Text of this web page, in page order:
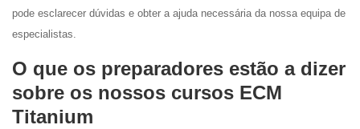
pode esclarecer dúvidas e obter a ajuda necessária da nossa equipa de
especialistas.
O que os preparadores estão a dizer
sobre os nossos cursos ECM
Titanium